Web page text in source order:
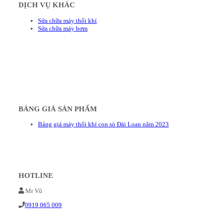
DỊCH VỤ KHÁC
Sửa chữa máy thổi khí
Sửa chữa máy bơm
BẢNG GIÁ SẢN PHẨM
Bảng giá máy thổi khí con sò Đài Loan năm 2023
HOTLINE
Mr Vũ
0919 065 009